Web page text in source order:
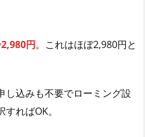
円。これはほぼ2,980円と
し込みも不要でローミング設
ればOK。